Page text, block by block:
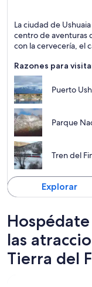
Tours, Senderismo
La ciudad de
centro de aventuras
con la cervecería, el
Razones para
Puerto
Parque
Tren del
Explorar
las
Tierra del